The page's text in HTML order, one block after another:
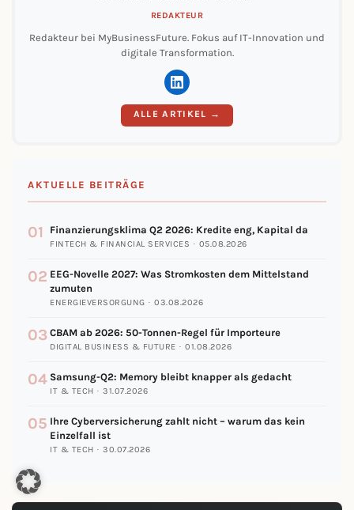
REDAKTEUR
Redakteur bei MyBusinessFuture. Fokus auf IT-Innovation und
digitale Transformation.
ALLE ARTIKEL →
AKTUELLE BEITRÄGE
01 Finanzierungsklima Q2 2026: Kredite eng, Kapital da
FINTECH & FINANCIAL SERVICES · 05.08.2026
02 EEG-Novelle 2027: Was Stromkosten dem Mittelstand
zumuten
ENERGIEVERSORGUNG · 03.08.2026
03 CBAM ab 2026: 50-Tonnen-Regel für Importeure
DIGITAL BUSINESS & FUTURE · 01.08.2026
04 Samsung-Q2: Memory bleibt knapper als gedacht
IT & TECH · 31.07.2026
05 Ihre Cyberversicherung zahlt nicht – warum das kein
Einzelfall ist
IT & TECH · 30.07.2026